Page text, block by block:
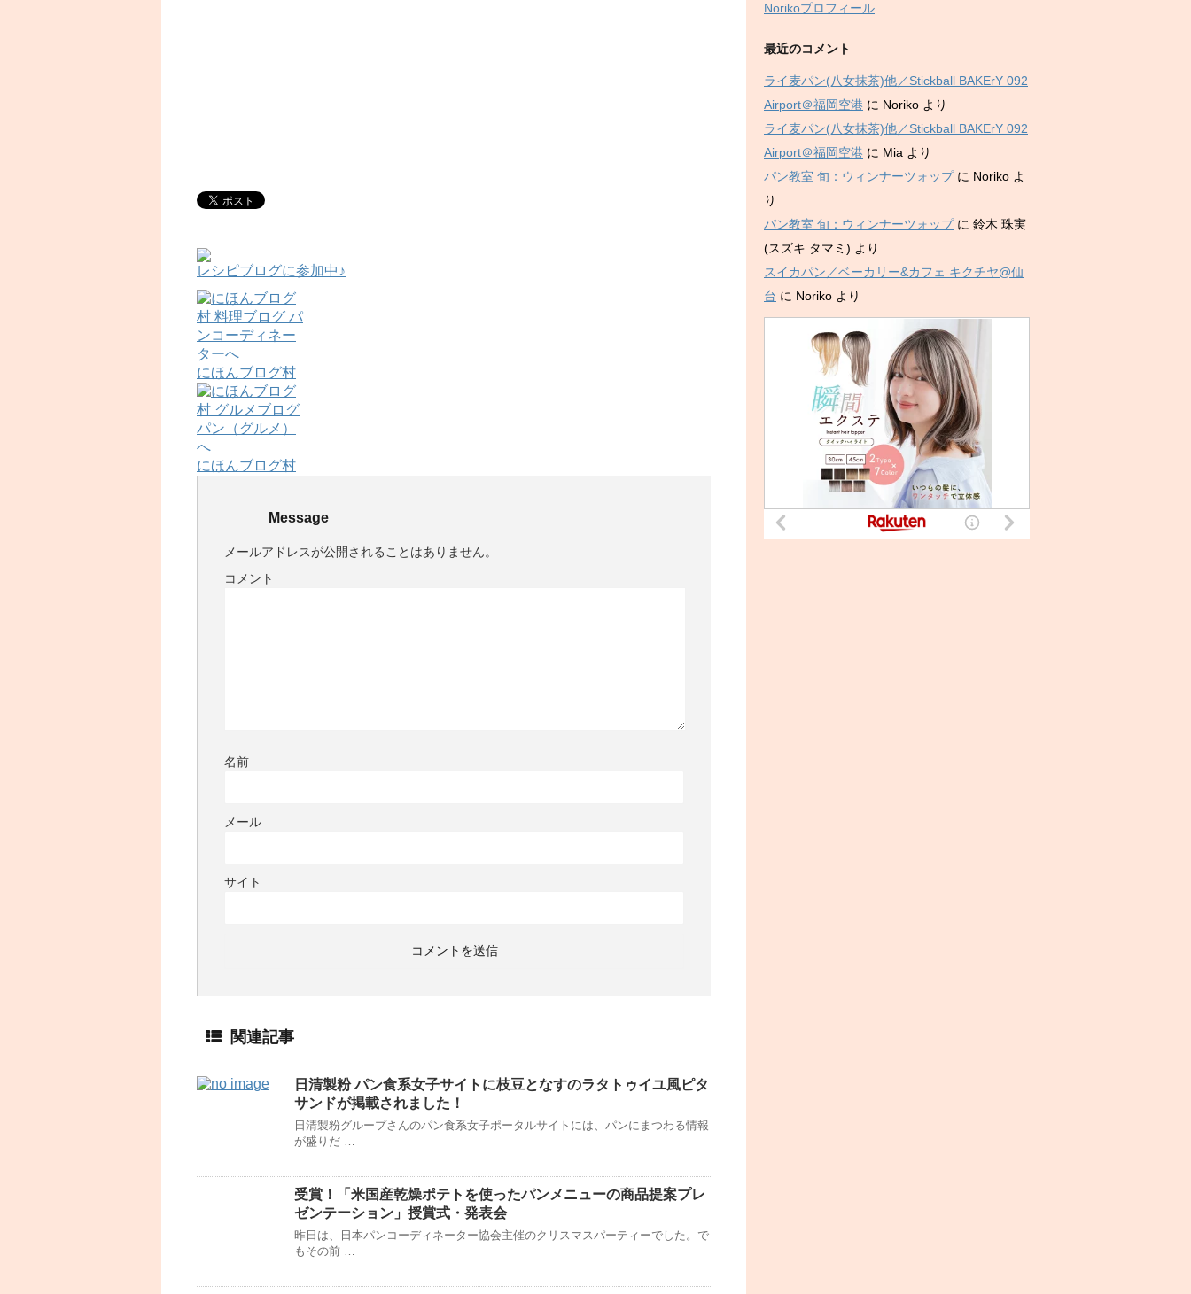
レシピブログに参加中♪
にほんブログ村
にほんブログ村
Message
メールアドレスが公開されることはありません。
コメント
名前
メール
サイト
関連記事
日清製粉 パン食系女子サイトに枝豆となすのラタトゥイユ風ピタ
サンドが掲載されました！
日清製粉グループさんのパン食系女子ポータルサイトには、パンにまつわる情報
が盛りだ …
受賞！「米国産乾燥ポテトを使ったパンメニューの商品提案プレ
ゼンテーション」授賞式・発表会
昨日は、日本パンコーディネーター協会主催のクリスマスパーティーでした。で
もその前 …
Norikoプロフィール
最近のコメント
ライ麦パン(八女抹茶)他／Stickball BAKErY 092
Airport＠福岡空港 に Noriko より
ライ麦パン(八女抹茶)他／Stickball BAKErY 092
Airport＠福岡空港 に Mia より
パン教室 旬：ウィンナーツォップに Noriko よ
り
パン教室 旬：ウィンナーツォップに 鈴木 珠実
(スズキ タマミ) より
スイカパン／ベーカリー&カフェ キクチヤ@仙
台 に Noriko より